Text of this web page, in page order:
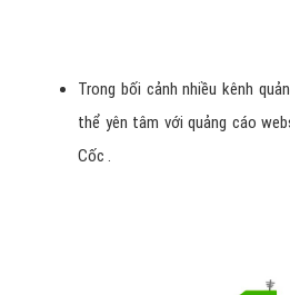
Trong bối cảnh nhiều kênh
thể yên tâm với quảng cáo
Cốc .